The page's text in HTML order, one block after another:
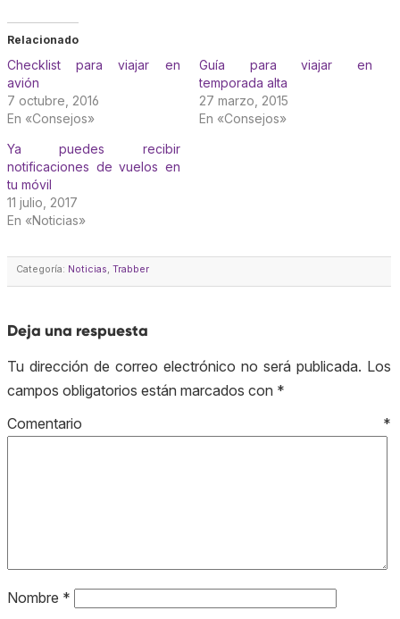
Relacionado
Checklist para viajar en
avión
7 octubre, 2016
En «Consejos»
Guía para viajar en
temporada alta
27 marzo, 2015
En «Consejos»
Ya puedes recibir
notificaciones de vuelos en
tu móvil
11 julio, 2017
En «Noticias»
Categoría: Noticias, Trabber
Deja una respuesta
Tu dirección de correo electrónico no será publicada. Los
campos obligatorios están marcados con *
Comentario *
Nombre *